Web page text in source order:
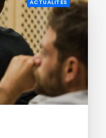
ACTUALITÉS